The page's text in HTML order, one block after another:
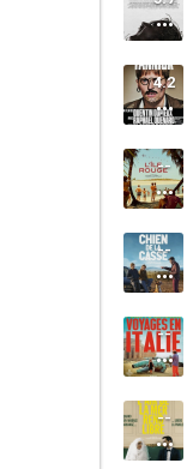
4.2
--
--
--
--